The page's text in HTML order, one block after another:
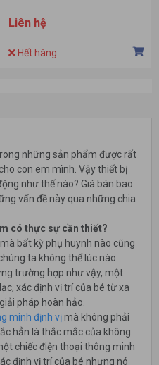
Liên hệ
Hết hàng
những sản phẩm được rất
con em mình. Vậy thiết bị
như thế nào? Giá bán bao
vấn đề này qua những chia
có thực sự cần thiết?
bất kỳ phụ huynh nào cũng
ta không thể lúc nào
trường hợp như vậy, một
xác định vị trí của bé từ xa
pháp hoàn hảo.
minh định vịmà không phải
hẳn là thắc mắc của không
chiếc điện thoại thông minh
định vị trí của bé nhưng nó